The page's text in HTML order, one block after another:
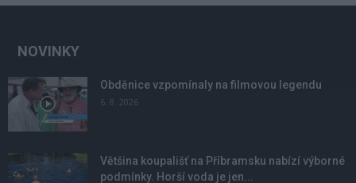
NOVINKY
Obděnice vzpomínaly na filmovou legendu
6. 8. 2026
Většina koupališť na Příbramsku nabízí výborné
podmínky. Horší voda je jen...